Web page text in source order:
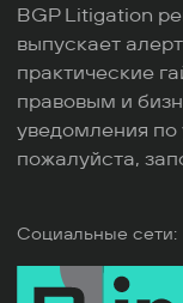
BGP Litigation
выпускает
практические
правовым и
уведомления
пожалуйста,
Социальные сети: